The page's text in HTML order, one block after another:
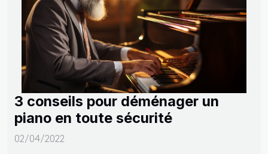
3 conseils pour déménager un
piano en toute sécurité
02/04/2022